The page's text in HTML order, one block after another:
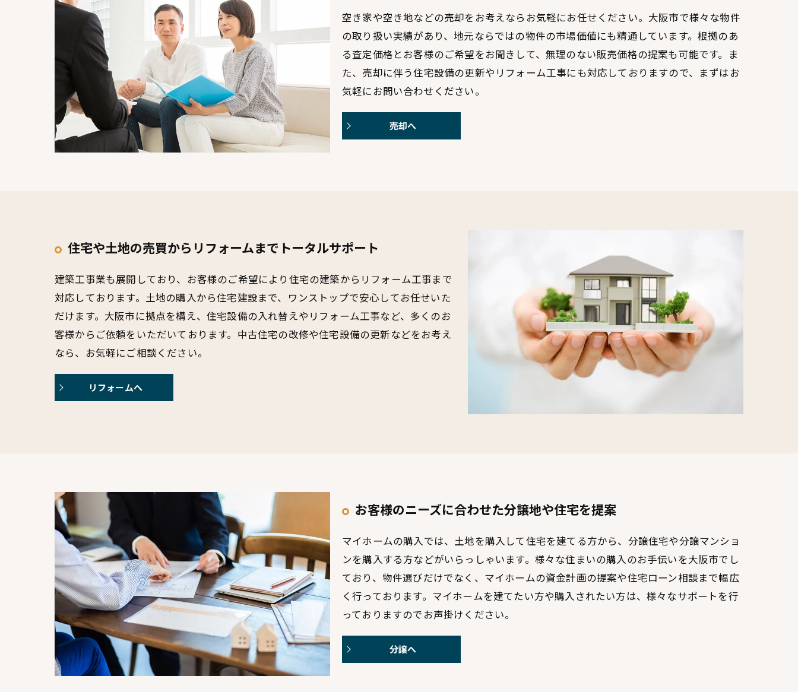
空き家や空き地などの売却をお考えならお気軽にお任せください。大阪市で様々な物件
の取り扱い実績があり、地元ならではの物件の市場価値にも精通しています。根拠のあ
る査定価格とお客様のご希望をお聞きして、無理のない販売価格の提案も可能です。ま
た、売却に伴う住宅設備の更新やリフォーム工事にも対応しておりますので、まずはお
気軽にお問い合わせください。
売却へ
住宅や土地の売買からリフォームまでトータルサポート
建築工事業も展開しており、お客様のご希望により住宅の建築からリフォーム工事まで
対応しております。土地の購入から住宅建設まで、ワンストップで安心してお任せいた
だけます。大阪市に拠点を構え、住宅設備の入れ替えやリフォーム工事など、多くのお
客様からご依頼をいただいております。中古住宅の改修や住宅設備の更新などをお考え
なら、お気軽にご相談ください。
リフォームへ
お客様のニーズに合わせた分譲地や住宅を提案
マイホームの購入では、土地を購入して住宅を建てる方から、分譲住宅や分譲マンショ
ンを購入する方などがいらっしゃいます。様々な住まいの購入のお手伝いを大阪市でし
ており、物件選びだけでなく、マイホームの資金計画の提案や住宅ローン相談まで幅広
く行っております。マイホームを建てたい方や購入されたい方は、様々なサポートを行
っておりますのでお声掛けください。
分譲へ